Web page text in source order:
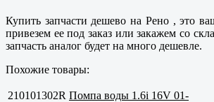
Купить запчасти дешево на Рено , это
привезем ее под заказ или закажем со
запчасть аналог будет на много дешевле.
Похожие товары:
210101302R Помпа воды 1.6i 16V 01-